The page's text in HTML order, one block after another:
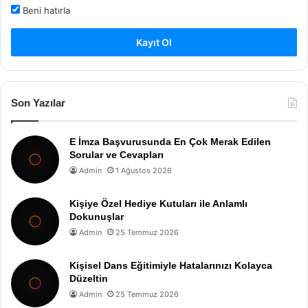
Beni hatırla
Kayıt Ol
Son Yazılar
E İmza Başvurusunda En Çok Merak Edilen
Sorular ve Cevapları
Admin 1 Ağustos 2026
Kişiye Özel Hediye Kutuları ile Anlamlı
Dokunuşlar
Admin 25 Temmuz 2026
Kişisel Dans Eğitimiyle Hatalarınızı Kolayca
Düzeltin
Admin 25 Temmuz 2026